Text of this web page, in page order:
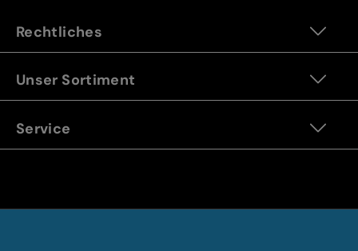
Rechtliches
Unser Sortiment
Service